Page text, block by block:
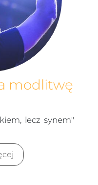
modlitwę
lecz synem"